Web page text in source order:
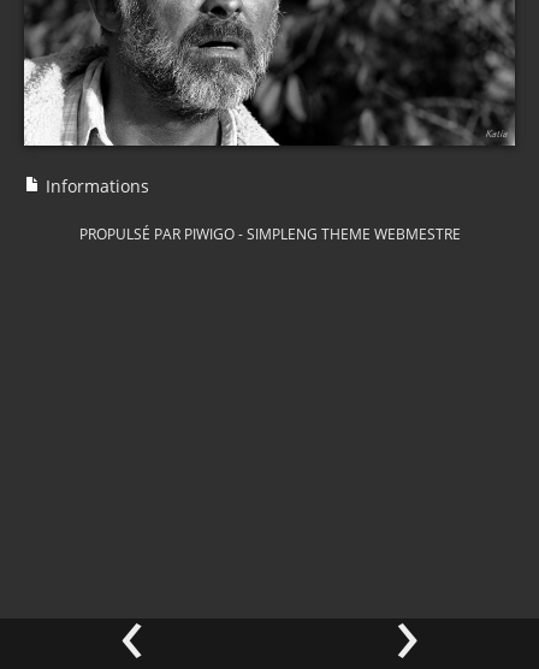
‹ ›
Informations
PROPULSÉ PAR PIWIGO-SIMPLENG THEME WEBMESTRE